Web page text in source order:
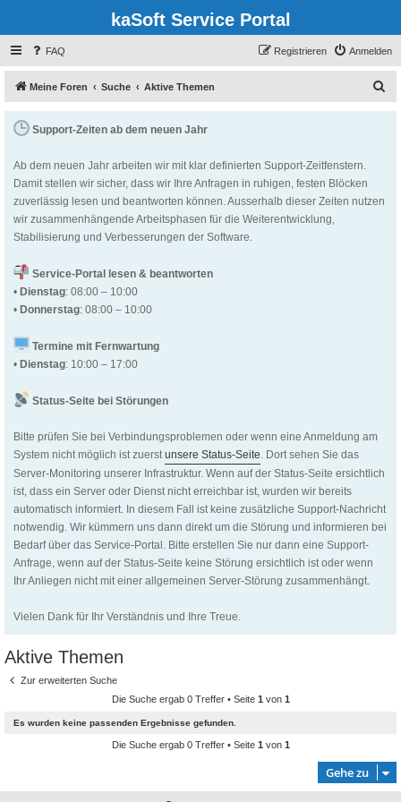
kaSoft Service Portal
FAQ Anmelden
Registrieren
Meine Foren Suche Aktive Themen
Support-Zeiten ab dem neuen Jahr
Ab dem neuen Jahr arbeiten wir mit klar definierten Support-Zeitfenstern.
Damit stellen wir sicher, dass wir Ihre Anfragen in ruhigen, festen Blöcken
zuverlässig lesen und beantworten können. Ausserhalb dieser Zeiten nutzen
wir zusammenhängende Arbeitsphasen für die Weiterentwicklung,
Stabilisierung und Verbesserungen der Software.
Service-Portal lesen & beantworten
• Dienstag: 08:00 – 10:00
• Donnerstag: 08:00 – 10:00
Termine mit Fernwartung
• Dienstag: 10:00 – 17:00
Status-Seite bei Störungen
Bitte prüfen Sie bei Verbindungsproblemen oder wenn eine Anmeldung am
System nicht möglich ist zuerstunsere Status-Seite. Dort sehen Sie das
Server-Monitoring unserer Infrastruktur. Wenn auf der Status-Seite ersichtlich
ist, dass ein Server oder Dienst nicht erreichbar ist, wurden wir bereits
automatisch informiert. In diesem Fall ist keine zusätzliche Support-Nachricht
notwendig. Wir kümmern uns dann direkt um die Störung und informieren bei
Bedarf über das Service-Portal. Bitte erstellen Sie nur dann eine Support-
Anfrage, wenn auf der Status-Seite keine Störung ersichtlich ist oder wenn
Ihr Anliegen nicht mit einer allgemeinen Server-Störung zusammenhängt.
Vielen Dank für Ihr Verständnis und Ihre Treue.
Aktive Themen
Zur erweiterten Suche
Die Suche ergab 0 Treffer • Seite 1 von 1
Es wurden keine passenden Ergebnisse gefunden.
Die Suche ergab 0 Treffer • Seite 1 von 1
Gehe zu